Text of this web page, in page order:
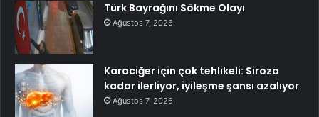
Türk Bayrağını Sökme Olayı
Ağustos 7, 2026
Karaciğer için çok tehlikeli: Siroza
kadar ilerliyor, iyileşme şansı azalıyor
Ağustos 7, 2026